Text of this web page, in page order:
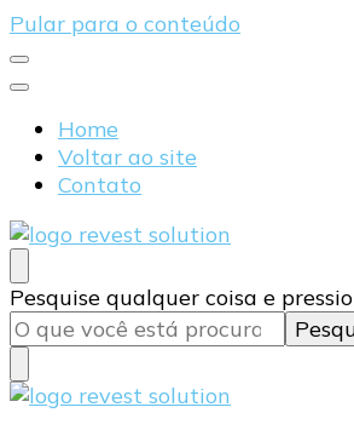
Pular para o conteúdo
Home
Voltar ao site
Contato
Blog Revest Solution
Procurando
algo?
Pesquise qualquer coisa e